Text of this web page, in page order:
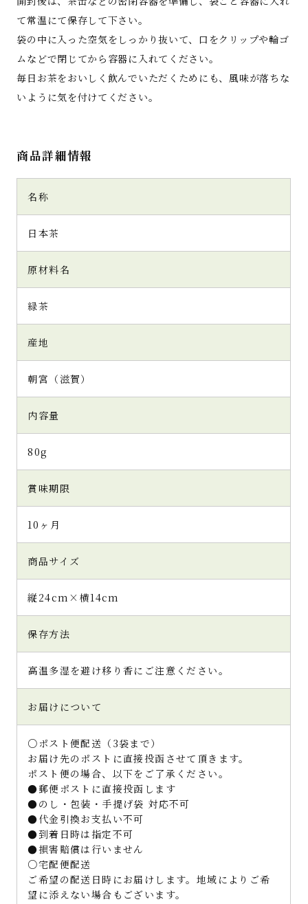
て常温にて保存して下さい。
袋の中に入った空気をしっかり抜いて、口をクリップや輪ゴ
ムなどで閉じてから容器に入れてください。
毎日お茶をおいしく飲んでいただくためにも、風味が落ちな
いように気を付けてください。
商品詳細情報
名称
日本茶
原材料名
緑茶
産地
朝宮（滋賀）
内容量
80g
賞味期限
10ヶ月
商品サイズ
縦24cm×横14cm
保存方法
高温多湿を避け移り香にご注意ください。
お届けについて
○ポスト便配送（3袋まで）
お届け先のポストに直接投函させて頂きます。
ポスト便の場合、以下をご了承ください。
●郵便ポストに直接投函します
●のし・包装・手提げ袋 対応不可
●代金引換お支払い不可
●到着日時は指定不可
●損害賠償は行いません
○宅配便配送
ご希望の配送日時にお届けします。地域によりご希
望に添えない場合もございます。